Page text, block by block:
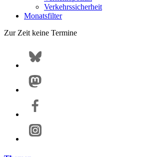
Verkehrssicherheit
Monatsfilter
Zur Zeit keine Termine